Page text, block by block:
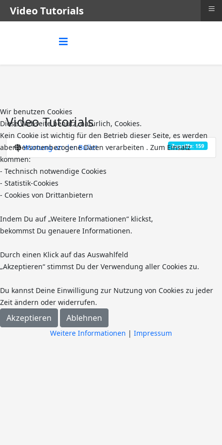
Video Tutorials
Wartung an der Bullet Zugriffe: 159
Wir benutzen Cookies
Diese Webseite benutz, natürlich, Cookies.
Kein Cookie ist wichtig für den Betrieb dieser Seite, es werden
aber personenbezogene Daten verarbeiten . Zum Einsatz
kommen:
- Technisch notwendige Cookies
- Statistik-Cookies
- Cookies von Drittanbietern
Indem Du auf „Weitere Informationen“ klickst,
bekommst Du genauere Informationen.
Durch einen Klick auf das Auswahlfeld
„Akzeptieren“ stimmst Du der Verwendung aller Cookies zu.
Du kannst Deine Einwilligung zur Nutzung von Cookies zu jeder
Zeit ändern oder widerrufen.
Akzeptieren Ablehnen
Weitere Informationen | Impressum
Video Tutorials ≡